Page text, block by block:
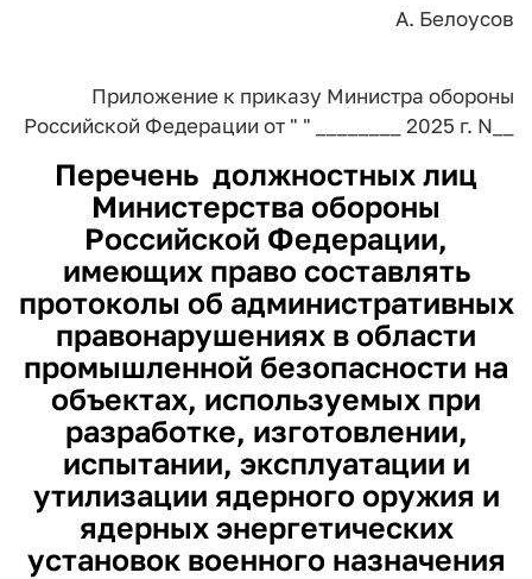
А. Белоусов
Приложение к приказу Министра обороны
Российской Федерации от " " ________ 2025 г. N__
Перечень должностных лиц
Министерства обороны
Российской Федерации,
имеющих право составлять
протоколы об административных
правонарушениях в области
промышленной безопасности на
объектах, используемых при
разработке, изготовлении,
испытании, эксплуатации и
утилизации ядерного оружия и
ядерных энергетических
установок военного назначения